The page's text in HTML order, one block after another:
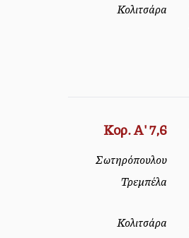
Κολιτσάρα
Κορ. Α' 7,6
Σωτηρόπουλου
Τρεμπέλα
Κολιτσάρα